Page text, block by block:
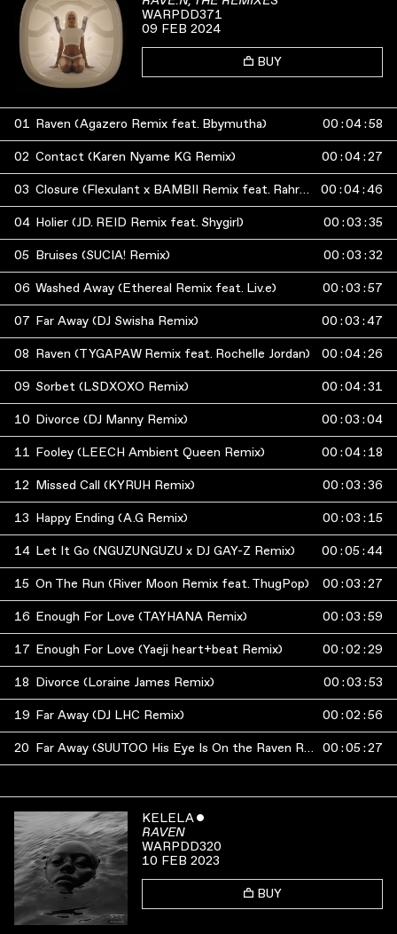
WARPDD371
09 FEB 2024
BUY
01 Raven (Agazero Remix feat. Bbymutha) 00 :04:58
02 Contact (Karen Nyame KG Remix) 00 :04:27
03 Closure (Flexulant x BAMBII Remix feat. Rahrah Gabor & Brazy) 00 :04:46
04 Holier (JD. REID Remix feat. Shygirl) 00 :03 :35
05 Bruises (SUCIA! Remix) 00 :03 :32
06 Washed Away (Ethereal Remix feat. Liv.e) 00 :03 :57
07 Far Away (DJ Swisha Remix) 00 :03 :47
08 Raven (TYGAPAW Remix feat. Rochelle Jordan) 00 :04:26
09 Sorbet (LSDXOXO Remix) 00 :04:31
10 Divorce (DJ Manny Remix) 00 :03 :04
11 Fooley (LEECH Ambient Queen Remix) 00 :04: 18
12 Missed Call (KYRUH Remix) 00 :03 :36
13 Happy Ending (A.G Remix) 00 :03 : 15
14 Let It Go (NGUZUNGUZU x DJ GAY-Z Remix) 00 :05 :44
15 On The Run (River Moon Remix feat. ThugPop) 00 :03 :27
16 Enough For Love (TAYHANA Remix) 00 :03 :59
17 Enough For Love (Yaeji heart+beat Remix) 00 :02 :29
18 Divorce (Loraine James Remix) 00 :03 :53
19 Far Away (DJ LHC Remix) 00 :02 :56
20 Far Away (SUUTOO His Eye Is On the Raven Remix feat. Ms. Carrie Stacks) 00 :05 :27
KELELAˇ
RAVEN
WARPDD320
10 FEB 2023
BUY